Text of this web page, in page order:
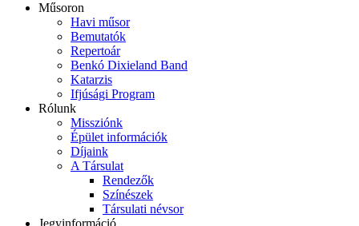
Műsoron
Havi műsor
Bemutatók
Repertoár
Benkó Dixieland Band
Katarzis
Ifjúsági Program
Rólunk
Missziónk
Épület információk
Díjaink
A Társulat
Rendezők
Színészek
Társulati névsor
Jegyinformáció